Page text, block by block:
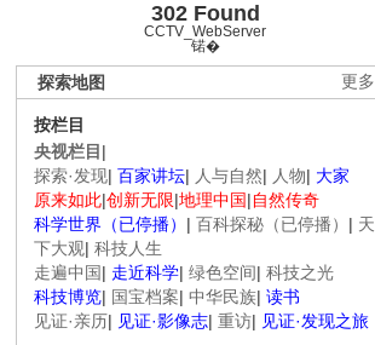
302 Found
CCTV_WebServer
锘�
更多
探索地图
按栏目
央视栏目 |
探索·发现| 百家讲坛| 人与自然| 人物| 大家
原来如此|创新无限|地理中国|自然传奇
科学世界（已停播） | 百科探秘（已停播） | 天
下大观| 科技人生
走遍中国| 走近科学| 绿色空间| 科技之光
科技博览| 国宝档案| 中华民族| 读书
见证·亲历| 见证·影像志| 重访| 见证·发现之旅